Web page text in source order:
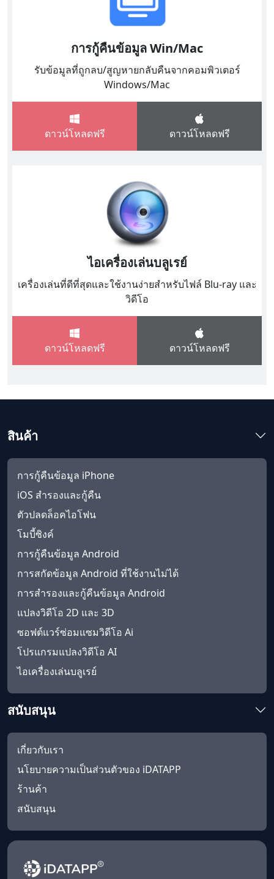
การกู้คืนข้อมูล Win/Mac
รับข้อมูลที่ถูกลบ/สูญหายกลับคืนจากคอมพิวเตอร์
Windows/Mac
ดาวน์โหลดฟรี ดาวน์โหลดฟรี
ไอเครื่องเล่นบลูเรย์
เครื่องเล่นที่ดีที่สุดและใช้งานง่ายสำหรับไฟล์ Blu-ray และ
วิดีโอ
ดาวน์โหลดฟรี ดาวน์โหลดฟรี
สินค้า
การกู้คืนข้อมูล iPhone
iOS สำรองและกู้คืน
ตัวปลดล็อคไอโฟน
โมบี้ซิงค์
การกู้คืนข้อมูล Android
การสกัดข้อมูล Android ที่ใช้งานไม่ได้
การสำรองและกู้คืนข้อมูล Android
แปลงวิดีโอ 2D และ 3D
ซอฟต์แวร์ซ่อมแซมวิดีโอ Ai
โปรแกรมแปลงวิดีโอ AI
ไอเครื่องเล่นบลูเรย์
สนับสนุน
เกี่ยวกับเรา
นโยบายความเป็นส่วนตัวของ iDATAPP
ร้านค้า
สนับสนุน